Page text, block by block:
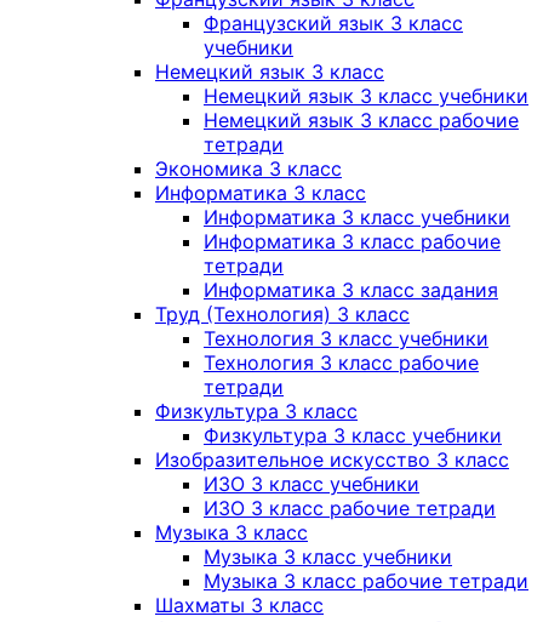
Французский язык 3 класс
учебники
Немецкий язык 3 класс
Немецкий язык 3 класс учебники
Немецкий язык 3 класс рабочие
тетради
Экономика 3 класс
Информатика 3 класс
Информатика 3 класс учебники
Информатика 3 класс рабочие
тетради
Информатика 3 класс задания
Труд (Технология) 3 класс
Технология 3 класс учебники
Технология 3 класс рабочие
тетради
Физкультура 3 класс
Физкультура 3 класс учебники
Изобразительное искусство 3 класс
ИЗО 3 класс учебники
ИЗО 3 класс рабочие тетради
Музыка 3 класс
Музыка 3 класс учебники
Музыка 3 класс рабочие тетради
Шахматы 3 класс